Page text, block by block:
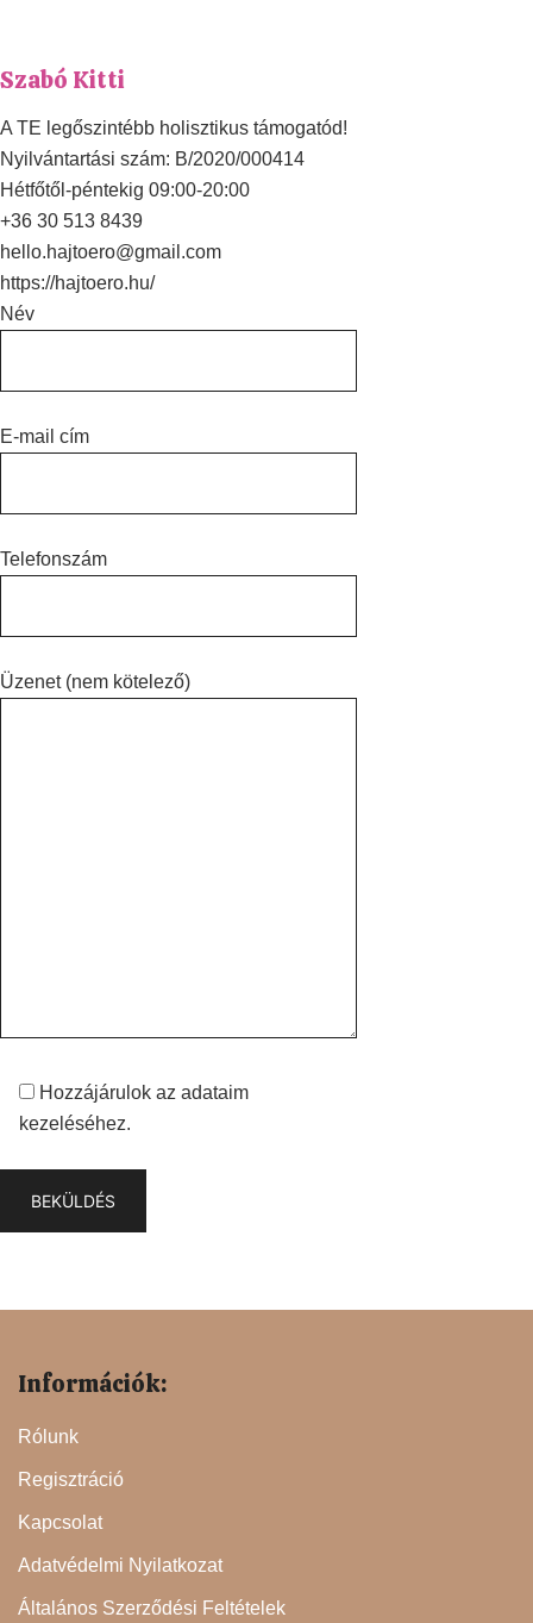
Szabó Kitti
A TE legőszintébb holisztikus támogatód!
Nyilvántartási szám: B/2020/000414
Hétfőtől-péntekig 09:00-20:00
+36 30 513 8439
hello.hajtoero@gmail.com
https://hajtoero.hu/
Név
E-mail cím
Telefonszám
Üzenet (nem kötelező)
Hozzájárulok az adataim
kezeléséhez.
Információk:
Rólunk
Regisztráció
Kapcsolat
Adatvédelmi Nyilatkozat
Általános Szerződési Feltételek